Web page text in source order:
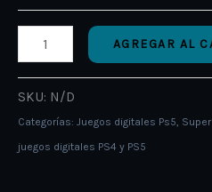
AGREGAR AL
SKU: N/D
Categorías: Juegos digitales Ps5,
juegos digitales PS4 y PS5